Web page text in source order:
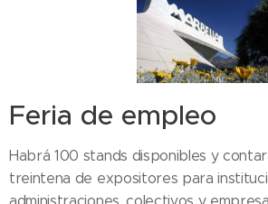
Feria de empleo
Habrá 100 stands disponibles y
treintena de expositores para